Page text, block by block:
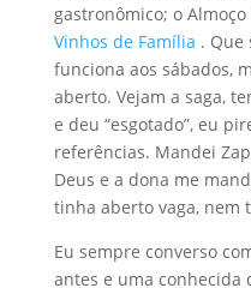
gastronômico; o
Vinhos de Família . Que
funciona aos sábados,
aberto. Vejam a saga,
e deu “esgotado”, eu
referências. Mandei
Deus e a dona me
tinha aberto vaga, nem
Eu sempre converso
antes e uma conhecida